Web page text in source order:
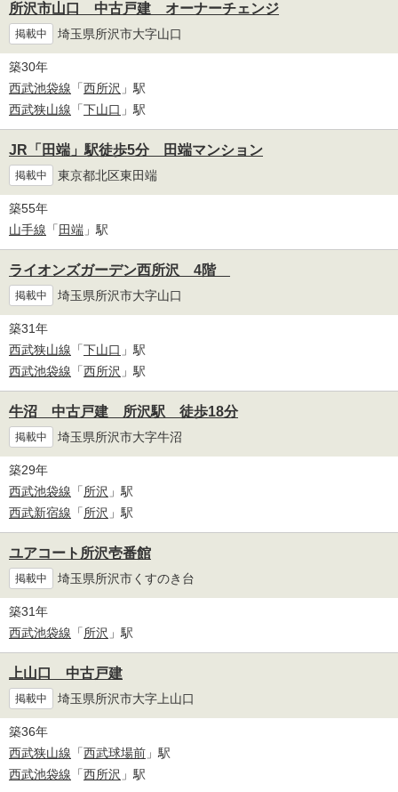
所沢市山口 中古戸建 オーナーチェンジ
掲載中 埼玉県所沢市大字山口
築30年
西武池袋線 「西所沢 」駅
西武狭山線 「下山口 」駅
JR「田端」駅徒歩5分 田端マンション
掲載中 東京都北区東田端
築55年
山手線 「 田端 」駅
ライオンズガーデン西所沢 4階
掲載中 埼玉県所沢市大字山口
築31年
西武狭山線 「下山口 」駅
西武池袋線 「西所沢 」駅
牛沼 中古戸建 所沢駅 徒歩18分
掲載中 埼玉県所沢市大字牛沼
築29年
西武池袋線 「所沢 」駅
西武新宿線 「所沢 」駅
ユアコート所沢壱番館
掲載中 埼玉県所沢市くすのき台
築31年
西武池袋線 「所沢 」駅
上山口 中古戸建
掲載中 埼玉県所沢市大字上山口
築36年
西武狭山線 「西武球場前 」駅
西武池袋線 「西所沢 」駅